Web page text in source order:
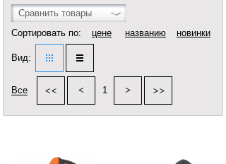
Сравнить товары
Сортировать по:
цене названию новинки
Вид:
Все 1